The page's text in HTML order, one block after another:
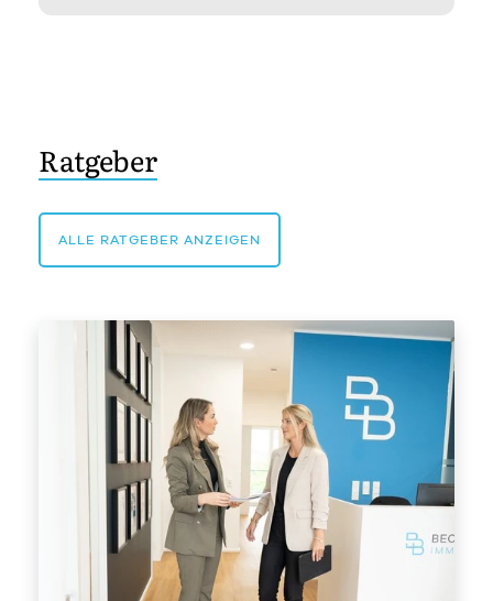
Ratgeber
ALLE RATGEBER ANZEIGEN